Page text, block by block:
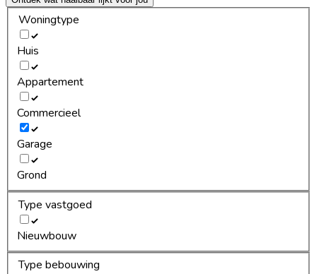
Woningtype
Huis
Appartement
Commercieel
Garage
Grond
Type vastgoed
Nieuwbouw
Type bebouwing